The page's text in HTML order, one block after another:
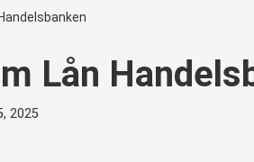
Lån
2025